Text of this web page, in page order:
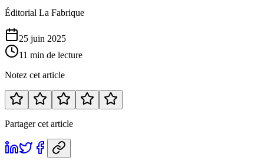
Éditorial La Fabrique
25 juin 2025
11 min de lecture
Notez cet article
Partager cet article